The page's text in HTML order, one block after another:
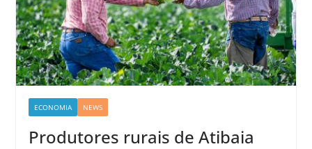
ECONOMIA NEWS
Produtores rurais de Atibaia